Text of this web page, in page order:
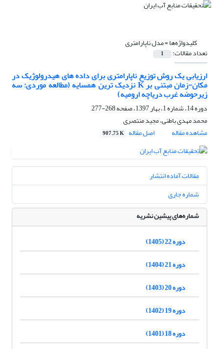
کلیدواژه‌ها =مدل ناپارامتری
تعداد مقالات: 1
ارزیابی یک روش توزیع ناپارامتری برای داده های هیدرولوژیک در
مکان-زمان مبتنی بر K نزدیک ترین همسایه (مطالعه موردی: سه
زیرحوضه غرب دریاچه ارومیه)
دوره 14، شماره 1، بهار 1397، صفحه
268-277
محمد مهدی باطنی، مجید منتصری
مشاهده مقاله
اصل مقاله 907.75 K
مقالات آماده انتشار
شماره جاری
شماره‌های پیشین نشریه
دوره 22 (1405)
دوره 21 (1404)
دوره 20 (1403)
دوره 19 (1402)
دوره 18 (1401)